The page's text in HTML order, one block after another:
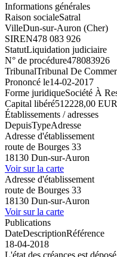
Informations générales
Raison socialeSatral
VilleDun-sur-Auron (Cher)
SIREN478 083 926
StatutLiquidation judiciaire
N° de procédure478083926
TribunalTribunal De
Prononcé le14-02-2017
Forme juridiqueSociété À
Capital libéré512228,00
Établissements / adresses
DepuisTypeAdresse
Adresse d'établissement
route de Bourges 33
18130 Dun-sur-Auron
Voir sur la carte
Adresse d'établissement
route de Bourges 33
18130 Dun-sur-Auron
Voir sur la carte
Publications
DateDescriptionRéférence
18-04-2018
L'état des créances est